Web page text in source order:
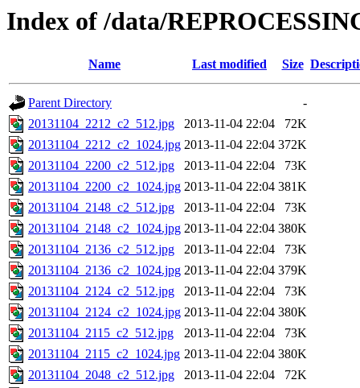
Index of /data/
Name Last modified Size
Parent Directory
-
20131104_2212_c2_512.jpg
2013-11-04 22:04
72K
20131104_2212_c2_1024.jpg 2013-11-04 22:04 372K
20131104_2200_c2_512.jpg
2013-11-04 22:04
73K
20131104_2200_c2_1024.jpg 2013-11-04 22:04 381K
20131104_2148_c2_512.jpg
2013-11-04 22:04
73K
20131104_2148_c2_1024.jpg 2013-11-04 22:04 380K
20131104_2136_c2_512.jpg
2013-11-04 22:04
73K
20131104_2136_c2_1024.jpg 2013-11-04 22:04 379K
20131104_2124_c2_512.jpg
2013-11-04 22:04
73K
20131104_2124_c2_1024.jpg 2013-11-04 22:04 380K
20131104_2115_c2_512.jpg
2013-11-04 22:04
73K
20131104_2115_c2_1024.jpg 2013-11-04 22:04 380K
20131104_2048_c2_512.jpg
2013-11-04 22:04
72K